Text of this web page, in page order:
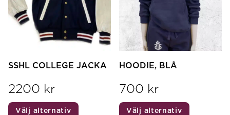
SSHL COLLEGE JACKA
2200 kr
Välj alternativ
Den
HOODIE, BLÅ
700 kr
Välj alternativ
Den